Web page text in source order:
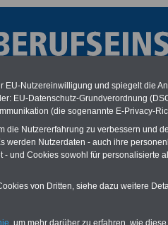
EU-Nutzereinwilligung und spiegelt die
EU-Datenschutz-Grundverordnung
(die sogenannte E-Privacy-
die Nutzererfahrung zu verbessern und
werden Nutzerdaten - auch ihre
- und Cookies sowohl für personalisierte
von Dritten, siehe dazu weitere
, um mehr darüber zu erfahren, wie